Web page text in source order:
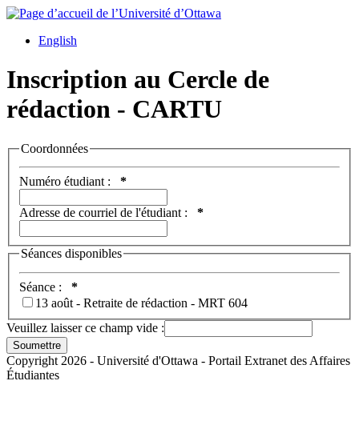
English
Inscription au Cercle de
rédaction - CARTU
Coordonnées
Numéro étudiant : *
Adresse de courriel de l'étudiant : *
Séances disponibles
Séance : *
13 août - Retraite de rédaction - MRT 604
Veuillez laisser ce champ vide :
Copyright 2026 - Université d'Ottawa - Portail Extranet des Affaires
Étudiantes